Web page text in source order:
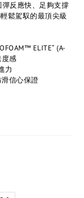
反應快、足夠支撐
鬆駕馭的最頂尖級
ELITE“ (A-
度感
力
信心保證